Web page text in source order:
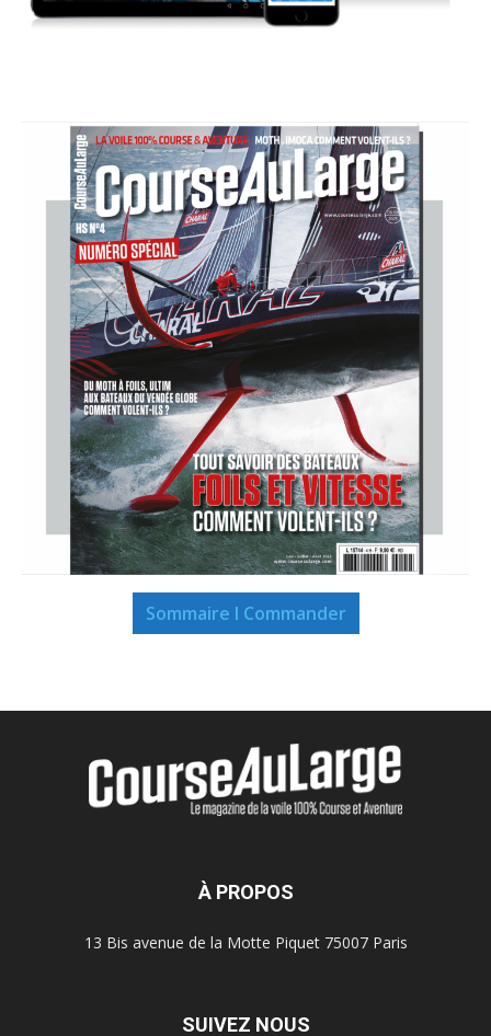
Sommaire I Commander
À PROPOS
13 Bis avenue de la Motte Piquet 75007 Paris
SUIVEZ NOUS